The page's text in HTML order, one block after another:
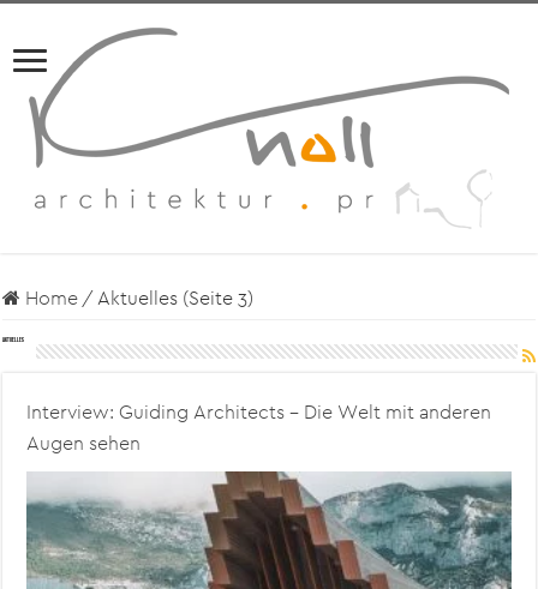
Home/Aktuelles (Seite 3)
Aktuelles
Interview: Guiding Architects – Die Welt mit anderen
Augen sehen